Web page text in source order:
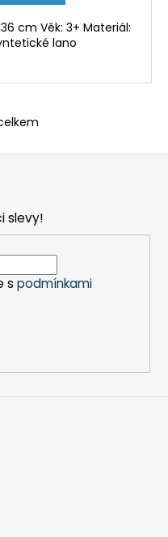
cm Věk: 3+ Materiál:
lano
slevy!
s podmínkami